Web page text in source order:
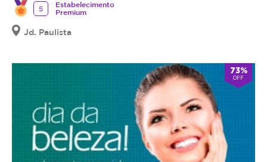
5
Estabelecimento
Premium
Jd. Paulista
73%
OFF